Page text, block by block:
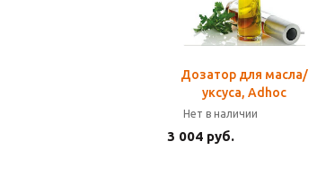
Дозатор для масла/
уксуса, Adhoc
Нет в наличии
3 004 руб.